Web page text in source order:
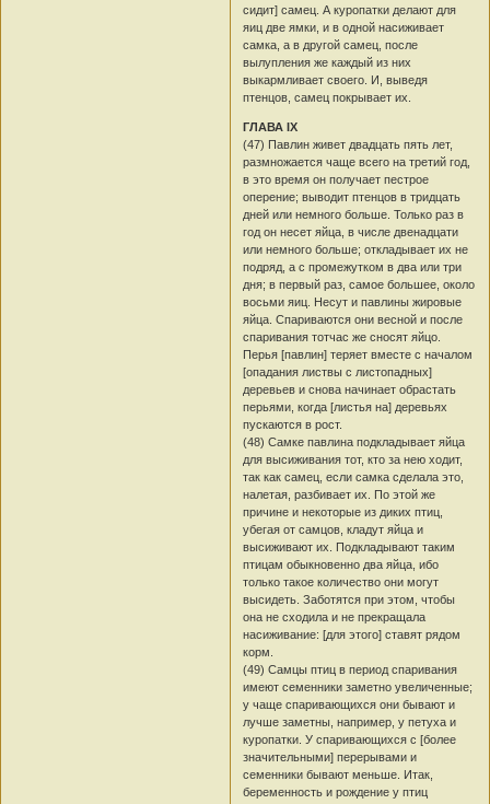
сидит] самец. А куропатки делают для
яиц две ямки, и в одной насиживает
самка, а в другой самец, после
вылупления же каждый из них
выкармливает своего. И, выведя
птенцов, самец покрывает их.
ГЛАВА IX
(47) Павлин живет двадцать пять лет,
размножается чаще всего на третий год,
в это время он получает пестрое
оперение; выводит птенцов в тридцать
дней или немного больше. Только раз в
год он несет яйца, в числе двенадцати
или немного больше; откладывает их не
подряд, а с промежутком в два или три
дня; в первый раз, самое большее, около
восьми яиц. Несут и павлины жировые
яйца. Спариваются они весной и после
спаривания тотчас же сносят яйцо.
Перья [павлин] теряет вместе с началом
[опадания листвы с листопадных]
деревьев и снова начинает обрастать
перьями, когда [листья на] деревьях
пускаются в рост.
(48) Самке павлина подкладывает яйца
для высиживания тот, кто за нею ходит,
так как самец, если самка сделала это,
налетая, разбивает их. По этой же
причине и некоторые из диких птиц,
убегая от самцов, кладут яйца и
высиживают их. Подкладывают таким
птицам обыкновенно два яйца, ибо
только такое количество они могут
высидеть. Заботятся при этом, чтобы
она не сходила и не прекращала
насиживание: [для этого] ставят рядом
корм.
(49) Самцы птиц в период спаривания
имеют семенники заметно увеличенные;
у чаще спаривающихся они бывают и
лучше заметны, например, у петуха и
куропатки. У спаривающихся с [более
значительными] перерывами и
семенники бывают меньше. Итак,
беременность и рождение у птиц